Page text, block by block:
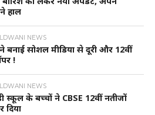
हाल
NEWS
ने बनाई सोशल मीडिया से दूरी और 12वीं
!
NEWS
स्कूल के बच्चों ने CBSE 12वीं नतीजों